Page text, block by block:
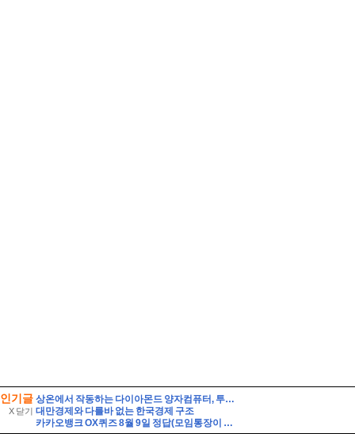
인기글
X 닫기
상온에서 작동하는 다이아몬드 양자컴퓨터, 투자자는 무엇을 봐야 할까?
대만경제와 다를바 없는 한국경제 구조
카카오뱅크 OX퀴즈 8월 9일 정답(모임통장이 있어야 모임 미션 챌린지에 참여 가능하다)